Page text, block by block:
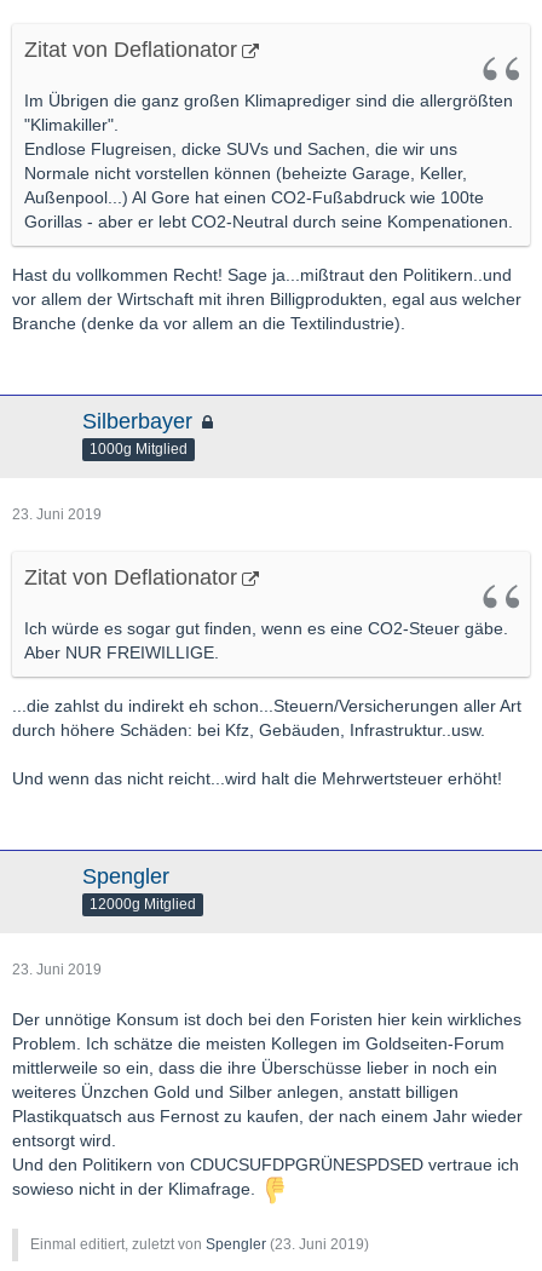
Zitat von Deflationator
Im Übrigen die ganz großen Klimaprediger sind die allergrößten
"Klimakiller".
Endlose Flugreisen, dicke SUVs und Sachen, die wir uns
Normale nicht vorstellen können (beheizte Garage, Keller,
Außenpool...) Al Gore hat einen CO2-Fußabdruck wie 100te
Gorillas - aber er lebt CO2-Neutral durch seine Kompenationen.
Hast du vollkommen Recht! Sage ja...mißtraut den Politikern..und
vor allem der Wirtschaft mit ihren Billigprodukten, egal aus welcher
Branche (denke da vor allem an die Textilindustrie).
Silberbayer
1000g Mitglied
23. Juni 2019
Zitat von Deflationator
Ich würde es sogar gut finden, wenn es eine CO2-Steuer gäbe.
Aber NUR FREIWILLIGE.
...die zahlst du indirekt eh schon...Steuern/Versicherungen aller Art
durch höhere Schäden: bei Kfz, Gebäuden, Infrastruktur..usw.
Und wenn das nicht reicht...wird halt die Mehrwertsteuer erhöht!
Spengler
12000g Mitglied
23. Juni 2019
Der unnötige Konsum ist doch bei den Foristen hier kein wirkliches
Problem. Ich schätze die meisten Kollegen im Goldseiten-Forum
mittlerweile so ein, dass die ihre Überschüsse lieber in noch ein
weiteres Ünzchen Gold und Silber anlegen, anstatt billigen
Plastikquatsch aus Fernost zu kaufen, der nach einem Jahr wieder
entsorgt wird.
Und den Politikern von CDUCSUFDPGRÜNESPDSED vertraue ich
sowieso nicht in der Klimafrage.
Einmal editiert, zuletzt von Spengler (23. Juni 2019)